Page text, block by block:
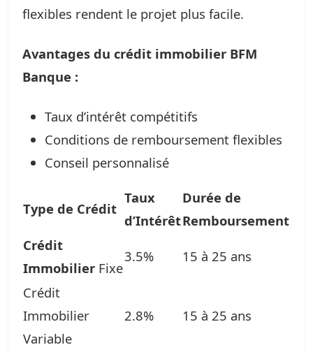
flexibles rendent le projet plus facile.
Avantages du crédit immobilier BFM
Banque :
Taux d’intérêt compétitifs
Conditions de remboursement flexibles
Conseil personnalisé
Type de Crédit
Taux
d’Intérêt
Durée de
Remboursement
Crédit
Immobilier Fixe
3.5% 15 à 25 ans
Crédit
Immobilier
Variable
2.8% 15 à 25 ans